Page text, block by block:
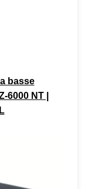
basse
NT |